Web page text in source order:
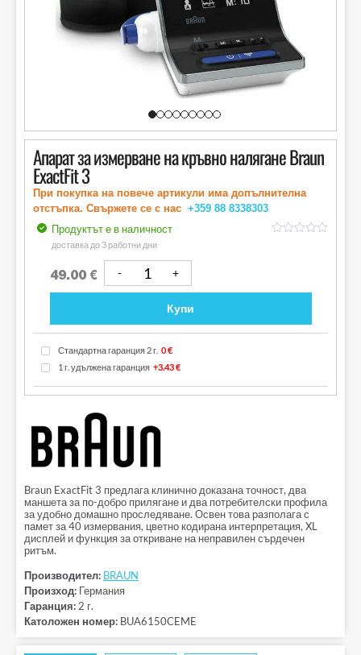
Апарат за измерване на кръвно налягане Braun
ExactFit 3
При покупка на повече артикули има допълнителна
отстъпка. Свържете се с нас +359 88 8338303
Продуктът е в наличност
доставка до 3 работни дни
49.00 €
Купи
Стандартна гаранция 2 г. 0 €
1 г. удължена гаранция +3.43 €
Braun ExactFit 3 предлага клинично доказана точност, два
маншета за по-добро прилягане и два потребителски профила
за удобно домашно проследяване. Освен това разполага с
памет за 40 измервания, цветно кодирана интерпретация, XL
дисплей и функция за откриване на неправилен сърдечен
ритъм.
Производител: BRAUN
Произход: Германия
Гаранция:2 г.
Католожен номер: BUA6150CEME